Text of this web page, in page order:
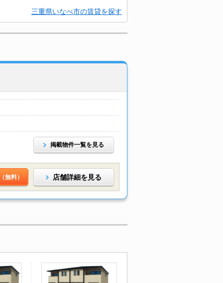
三重県いなべ市の賃貸を探す
掲載物件一覧を見る
無料） 店舗詳細を見る